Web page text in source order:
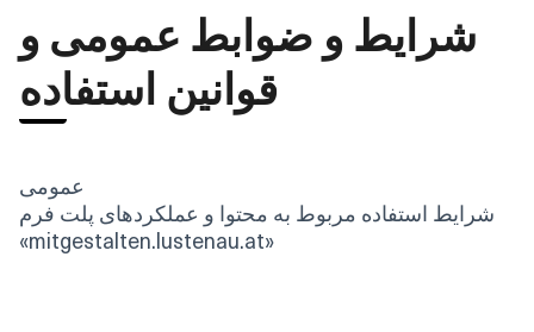
شرایط و ضوابط عمومی و
قوانین استفاده
عمومی
شرایط استفاده مربوط به محتوا و عملکردهای پلت فرم
«mitgestalten.lustenau.at»